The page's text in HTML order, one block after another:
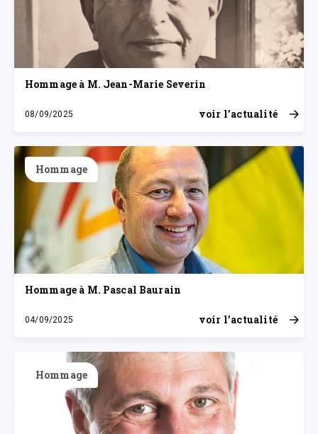
Hommage à M. Jean-Marie Severin
08/09/2025
lundi 8 septembre 2025 voir l’actualité
Hommage
Hommage à M. Pascal Baurain
04/09/2025
jeudi 4 septembre 2025 voir l’actualité
Hommage